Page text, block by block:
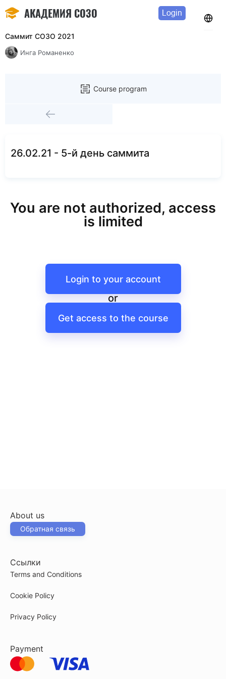
АКАДЕМИЯ СОЗО Login
Саммит СОЗО 2021
Инга Романенко
Course program
26.02.21 - 5-й день саммита
You are not authorized, access
is limited
Login to your account
or
Get access to the course
About us
Обратная связь
Ссылки
Terms and Conditions
Cookie Policy
Privacy Policy
Payment